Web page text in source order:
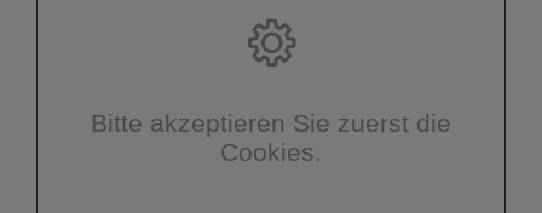
Bitte akzeptieren Sie zuerst die
Cookies.